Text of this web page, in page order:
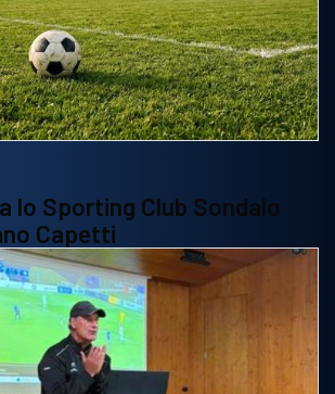
lo Sporting Club Sondalo
Capetti